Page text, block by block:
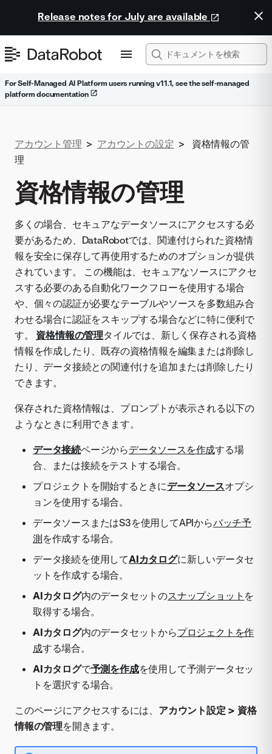
Release notes for July are available
For Self-Managed AI Platform users running v11.1, see the self-managed
platform documentation
アカウント管理 > アカウントの設定 >
資格情報の管
理
資格情報の管理
多くの場合、セキュアなデータソースにアクセスする必
要があるため、DataRobotでは、関連付けられた資格情
報を安全に保存して再使用するためのオプションが提供
されています。 この機能は、セキュアなソースにアクセ
スする必要のある自動化ワークフローを使用する場合
や、個々の認証が必要なテーブルやソースを多数組み合
わせる場合に認証をスキップする場合などに特に便利で
す。 資格情報の管理タイルでは、新しく保存される資格
情報を作成したり、既存の資格情報を編集または削除し
たり、データ接続との関連付けを追加または削除したり
できます。
保存された資格情報は、プロンプトが表示される以下の
ようなときに利用できます。
データ接続ページからデータソースを作成する場
合、または接続をテストする場合。
プロジェクトを開始するときにデータソースオプシ
ョンを使用する場合。
データソースまたはS3を使用してAPIからバッチ予
測 を作成する場合。
データ接続を使用してAIカタログに新しいデータセ
ットを作成する場合。
AIカタログ内のデータセットのスナップショット を
取得する場合。
AIカタログ内のデータセットからプロジェクトを作
成する場合。
AIカタログで予測を作成を使用して予測データセッ
トを選択する場合。
このページにアクセスするには、 アカウント設定 > 資格
情報の管理を開きます。